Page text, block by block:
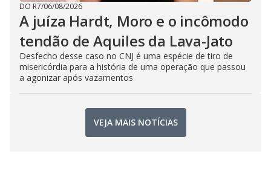
DO R7/06/08/2026
A juíza Hardt, Moro e o incômodo
tendão de Aquiles da Lava-Jato
Desfecho desse caso no CNJ é uma espécie de tiro de
misericórdia para a história de uma operação que passou
a agonizar após vazamentos
VEJA MAIS NOTÍCIAS